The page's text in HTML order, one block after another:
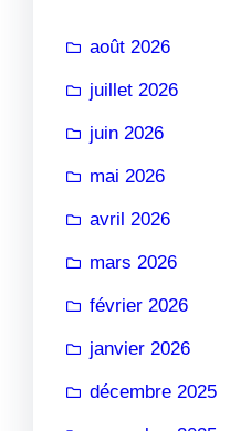
août 2026
juillet 2026
juin 2026
mai 2026
avril 2026
mars 2026
février 2026
janvier 2026
décembre 2025